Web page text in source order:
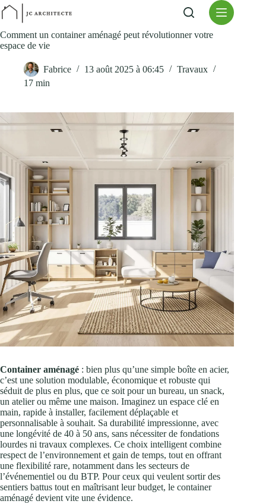
Passer
contenu
Comment un container aménagé peut révolutionner votre
espace de vie
Fabrice 13 août 2025 à 06:45
Travaux
17 min
Container aménagé : bien plus qu’une simple boîte en acier,
c’est une solution modulable, économique et robuste qui
séduit de plus en plus, que ce soit pour un bureau, un snack,
un atelier ou même une maison. Imaginez un espace clé en
main, rapide à installer, facilement déplaçable et
personnalisable à souhait. Sa durabilité impressionne, avec
une longévité de 40 à 50 ans, sans nécessiter de fondations
lourdes ni travaux complexes. Ce choix intelligent combine
respect de l’environnement et gain de temps, tout en offrant
une flexibilité rare, notamment dans les secteurs de
l’événementiel ou du BTP. Pour ceux qui veulent sortir des
sentiers battus tout en maîtrisant leur budget, le container
aménagé devient vite une évidence.